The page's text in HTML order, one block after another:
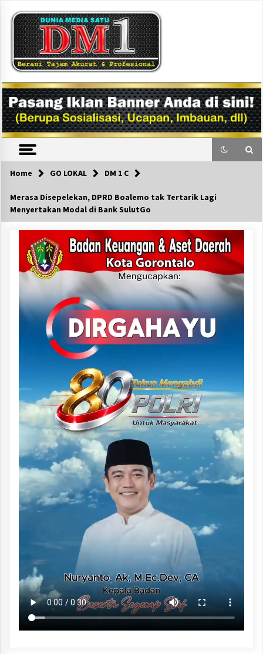
content
DM1
Home GO LOKAL DM 1 C
Merasa Disepelekan, DPRD Boalemo tak Tertarik Lagi
Menyertakan Modal di Bank SulutGo